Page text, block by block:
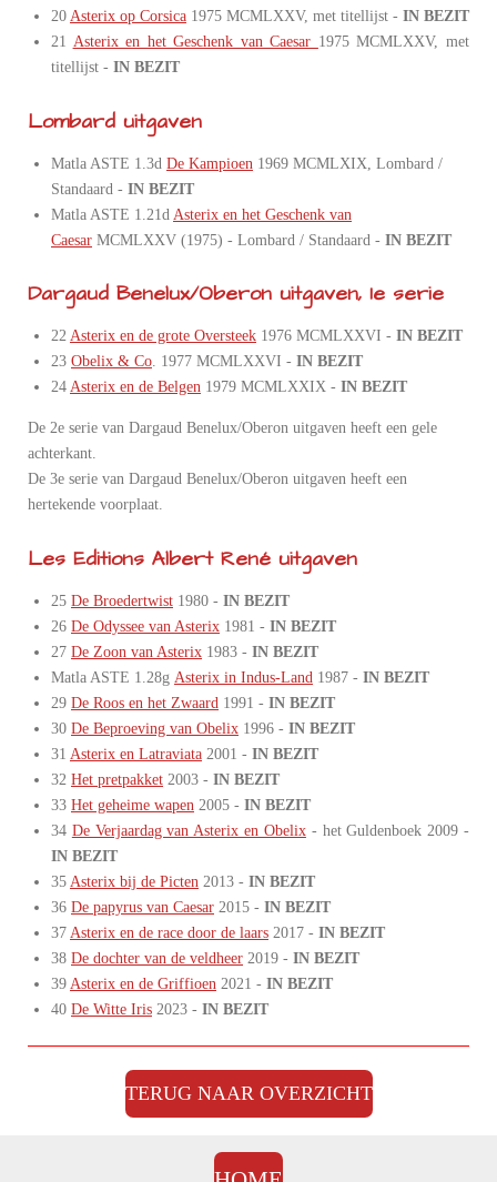
20 Asterix op Corsica 1975 MCMLXXV, met titellijst - IN BEZIT
21 Asterix en het Geschenk van Caesar 1975 MCMLXXV, met
titellijst - IN BEZIT
Lombard uitgaven
Matla ASTE 1.3d De Kampioen 1969 MCMLXIX, Lombard /
Standaard - IN BEZIT
Matla ASTE 1.21d Asterix en het Geschenk van
Caesar MCMLXXV (1975) - Lombard / Standaard - IN BEZIT
Dargaud Benelux/Oberon uitgaven, 1e serie
22 Asterix en de grote Oversteek 1976 MCMLXXVI - IN BEZIT
23 Obelix & Co. 1977 MCMLXXVI - IN BEZIT
24 Asterix en de Belgen 1979 MCMLXXIX - IN BEZIT
De 2e serie van Dargaud Benelux/Oberon uitgaven heeft een gele
achterkant.
De 3e serie van Dargaud Benelux/Oberon uitgaven heeft een
hertekende voorplaat.
Les Editions Albert René uitgaven
25 De Broedertwist 1980 - IN BEZIT
26 De Odyssee van Asterix 1981 - IN BEZIT
27 De Zoon van Asterix 1983 - IN BEZIT
Matla ASTE 1.28g Asterix in Indus-Land 1987 - IN BEZIT
29 De Roos en het Zwaard 1991 - IN BEZIT
30 De Beproeving van Obelix 1996 - IN BEZIT
31 Asterix en Latraviata 2001 - IN BEZIT
32 Het pretpakket 2003 - IN BEZIT
33 Het geheime wapen 2005 - IN BEZIT
34 De Verjaardag van Asterix en Obelix- het Guldenboek 2009 -
IN BEZIT
35 Asterix bij de Picten 2013 - IN BEZIT
36 De papyrus van Caesar 2015 - IN BEZIT
37 Asterix en de race door de laars 2017 - IN BEZIT
38 De dochter van de veldheer 2019 - IN BEZIT
39 Asterix en de Griffioen 2021 - IN BEZIT
40 De Witte Iris 2023 - IN BEZIT
TERUG NAAR OVERZICHT